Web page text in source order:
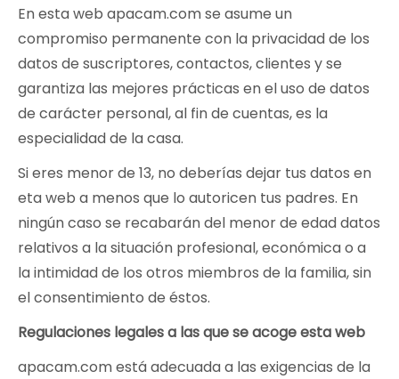
En esta web apacam.com se asume un
compromiso permanente con la privacidad de los
datos de suscriptores, contactos, clientes y se
garantiza las mejores prácticas en el uso de datos
de carácter personal, al fin de cuentas, es la
especialidad de la casa.
Si eres menor de 13, no deberías dejar tus datos en
eta web a menos que lo autoricen tus padres. En
ningún caso se recabarán del menor de edad datos
relativos a la situación profesional, económica o a
la intimidad de los otros miembros de la familia, sin
el consentimiento de éstos.
Regulaciones legales a las que se acoge esta web
apacam.com está adecuada a las exigencias de la